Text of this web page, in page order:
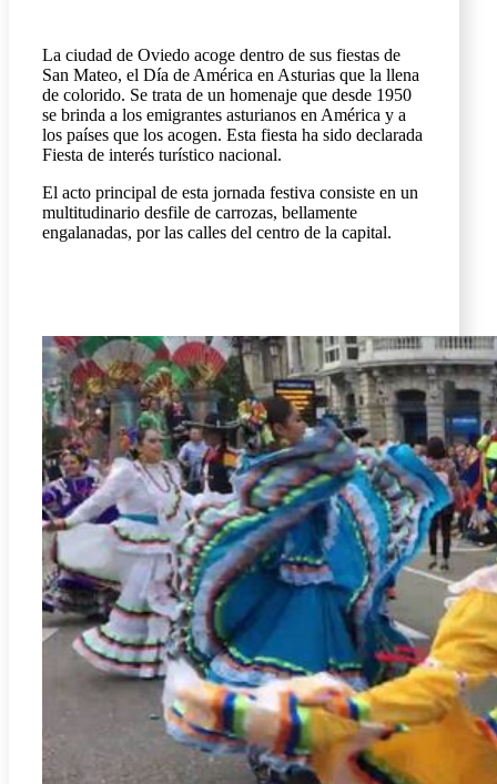
La ciudad de Oviedo acoge dentro de sus fiestas de
San Mateo, el Día de América en Asturias que la llena
de colorido. Se trata de un homenaje que desde 1950
se brinda a los emigrantes asturianos en América y a
los países que los acogen. Esta fiesta ha sido declarada
Fiesta de interés turístico nacional.
El acto principal de esta jornada festiva consiste en un
multitudinario desfile de carrozas, bellamente
engalanadas, por las calles del centro de la capital.